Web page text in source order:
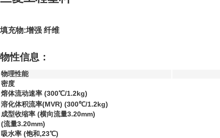
填充物:增强 纤维
物性信息：
物理性能
密度
熔体流动速率 (300℃/1.2kg)
溶化体积流率(MVR) (300℃/1.2kg)
成型收缩率 (横向流量3.20mm)
(流量3.20mm)
吸水率 (饱和,23℃)